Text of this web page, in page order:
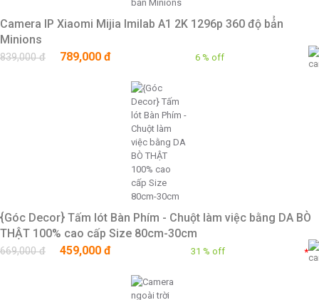
Camera IP Xiaomi Mijia Imilab A1 2K 1296p 360 độ bả̉n
Minions
839,000 đ 789,000 đ 6 % off
{Góc Decor} Tấm lót Bàn Phím - Chuột làm việc bằng DA BÒ
THẬT 100% cao cấp Size 80cm-30cm
669,000 đ 459,000 đ 31 % off *